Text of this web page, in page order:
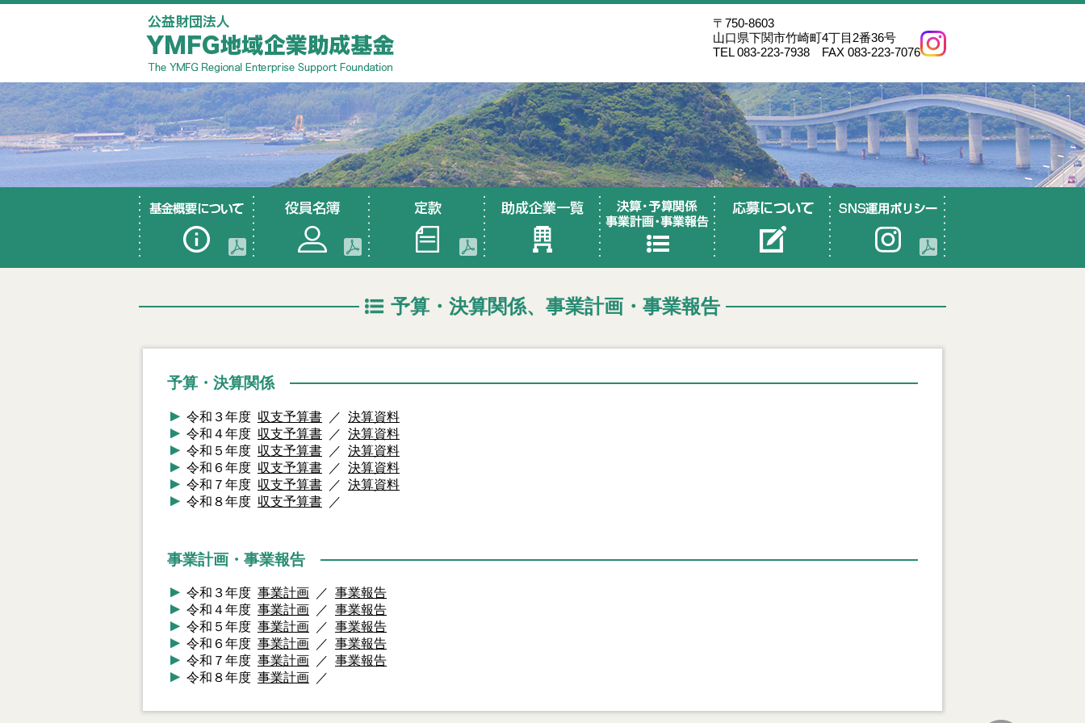
〒750-8603
山口県下関市竹崎町4丁目2番36号
TEL 083-223-7938 FAX 083-223-7076
予算・決算関係、事業計画・事業報告
予算・決算関係
令和３年度 収支予算書 ／ 決算資料
令和４年度 収支予算書 ／ 決算資料
令和５年度 収支予算書 ／ 決算資料
令和６年度 収支予算書 ／ 決算資料
令和７年度 収支予算書 ／ 決算資料
令和８年度 収支予算書 ／
事業計画・事業報告
令和３年度 事業計画 ／ 事業報告
令和４年度 事業計画 ／ 事業報告
令和５年度 事業計画 ／ 事業報告
令和６年度 事業計画 ／ 事業報告
令和７年度 事業計画 ／ 事業報告
令和８年度 事業計画 ／